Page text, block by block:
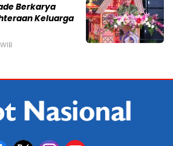
Berkarya
Keluarga